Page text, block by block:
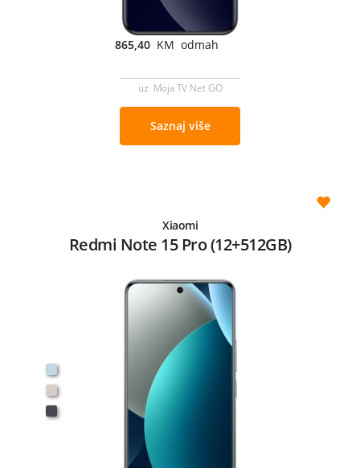
865,40 KM odmah
uz Moja TV Net GO
Saznaj više
Xiaomi
Redmi Note 15 Pro (12+512GB)